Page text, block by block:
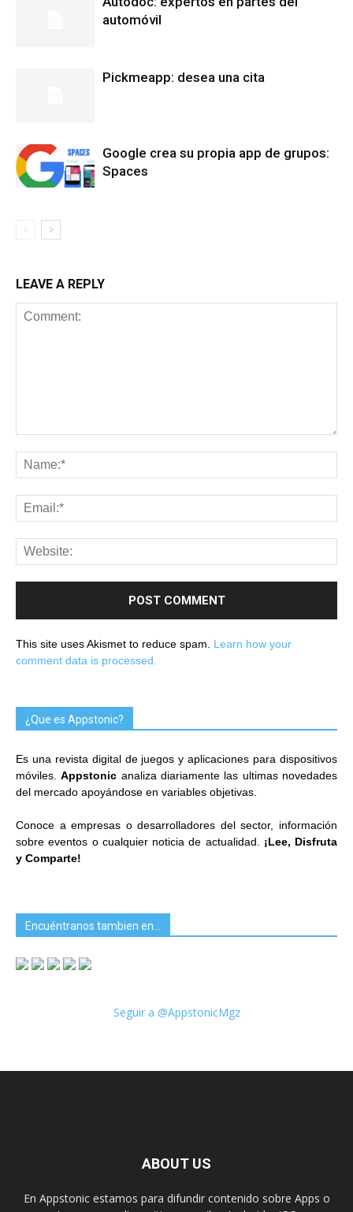
automóvil
Pickmeapp: desea una cita
Google crea su propia app de grupos:
Spaces
LEAVE A REPLY
This site uses Akismet to reduce spam. Learn how your
comment data is processed.
¿Que es Appstonic?
Es una revista digital de juegos y aplicaciones para dispositivos
móviles.Appstonic analiza diariamente las ultimas novedades
del mercado apoyándose en variables objetivas.
Conoce a empresas o desarrolladores del sector, información
sobre eventos o cualquier noticia de actualidad. ¡Lee, Disfruta
y Comparte!
Encuéntranos tambien en…
Seguir a @AppstonicMgz
ABOUT US
En Appstonic estamos para difundir contenido sobre Apps o